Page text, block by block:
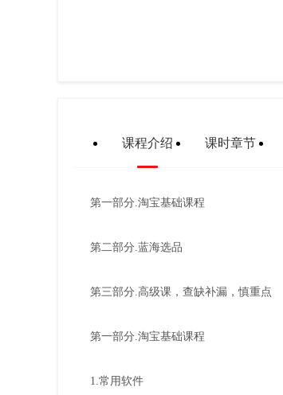
课程介绍 课时章节
第一部分.淘宝基础课程
第二部分.蓝海选品
第三部分.高级课，查缺补漏，慎重点
第一部分.淘宝基础课程
1.常用软件